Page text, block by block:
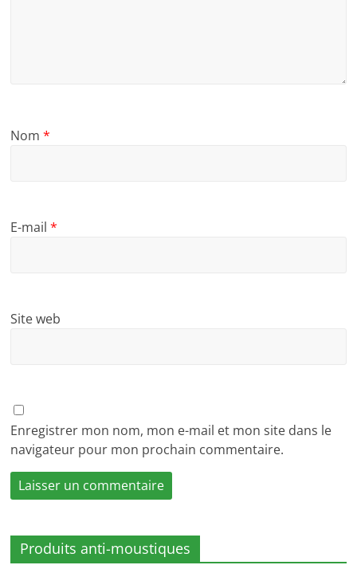
Nom*
E-mail*
Site web
Enregistrer mon nom, mon e-mail et mon site dans le
navigateur pour mon prochain commentaire.
Produits anti-moustiques